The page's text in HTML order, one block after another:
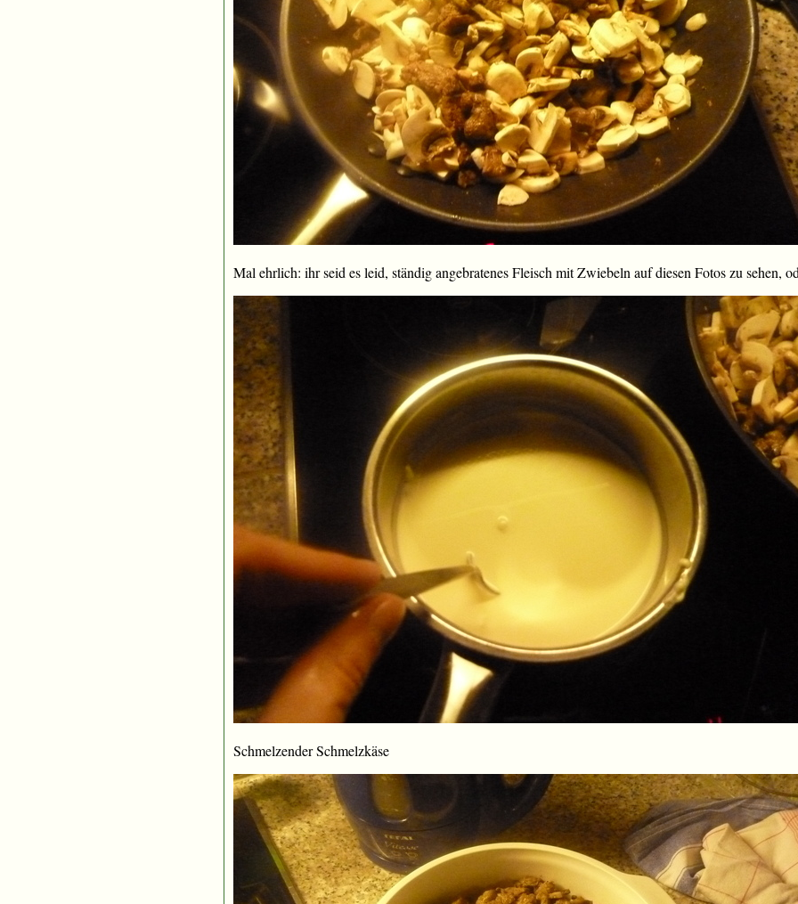
Mal ehrlich: ihr seid es leid, ständig angebratenes Fleisch mit Zwiebeln auf diesen Fotos zu sehen,
Schmelzender Schmelzkäse